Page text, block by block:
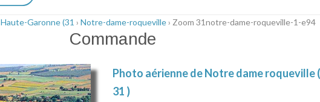
Haute-Garonne (31 › Notre-dame-roqueville› Zoom 31notre-dame-roqueville-1-e94
Commande
Photo aérienne de Notre dame
31 )